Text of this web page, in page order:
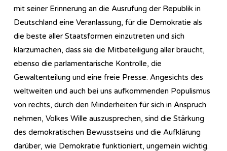
mit seiner Erinnerung an die Ausrufung der Republik in
Deutschland eine Veranlassung, für die Demokratie als
die beste aller Staatsformen einzutreten und sich
klarzumachen, dass sie die Mitbeteiligung aller braucht,
ebenso die parlamentarische Kontrolle, die
Gewaltenteilung und eine freie Presse. Angesichts des
weltweiten und auch bei uns aufkommenden Populismus
von rechts, durch den Minderheiten für sich in Anspruch
nehmen, Volkes Wille auszusprechen, sind die Stärkung
des demokratischen Bewusstseins und die Aufklärung
darüber, wie Demokratie funktioniert, ungemein wichtig.